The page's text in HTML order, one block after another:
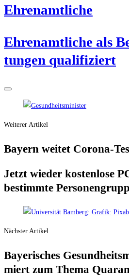
Ehrenamtliche
Ehren­amt­li­che als
tun­gen qualifiziert
Weiterer Artikel
Bay­ern wei­tet Coro­na-
Jetzt wie­der kos­ten­lo­se
bestimm­te
Nächster Artikel
Baye­ri­sches
miert zum The­ma